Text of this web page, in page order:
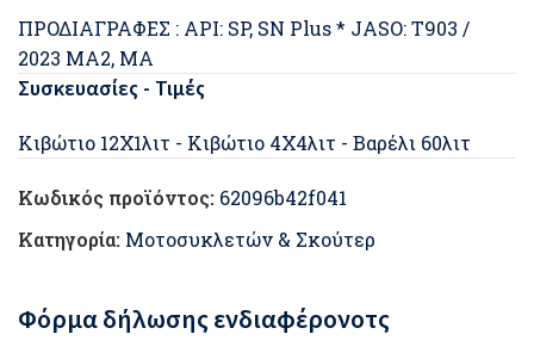
ΠΡΟΔΙΑΓΡΑΦΕΣ : API: SP, SN Plus * JASO: T903 /
2023 MA2, MA
Συσκευασίες - Τιμές
Κιβώτιο 12Χ1λιτ - Κιβώτιο 4Χ4λιτ - Βαρέλι 60λιτ
Κωδικός προϊόντος: 62096b42f041
Κατηγορία: Μοτοσυκλετών & Σκούτερ
Φόρμα δήλωσης ενδιαφέρονοτς